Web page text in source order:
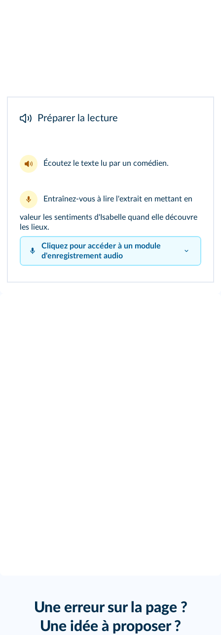
Préparer la lecture
Écoutez le texte lu par un comédien.
Entraînez-vous à lire l'extrait en mettant en
valeur les sentiments d'Isabelle quand elle découvre
les lieux.
Cliquez pour accéder à un module
d'enregistrement audio
Une erreur sur la page ?
Une idée à proposer ?